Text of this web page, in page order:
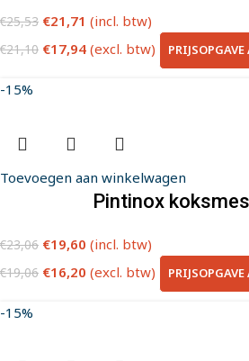
€25,53 €21,71 (incl. btw)
€21,10 €17,94 (excl. btw)
-15%
Toevoegen aan winkelwagen
Pintinox
€23,06 €19,60 (incl. btw)
€19,06 €16,20 (excl. btw)
-15%